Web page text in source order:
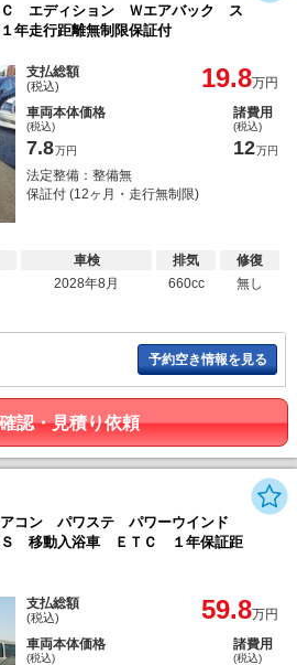
エディション Ｗエアバック ス
走行距離無制限保証付
支払総額
(税込) 19.8万円
車両本体価格
(税込)
7.8万円
諸費用
(税込)
12万円
法定整備：整備無
保証付 (12ヶ月・走行無制限)
車検
2028年8月
排気
660cc
修復
無し
予約空き情報を見る
認・見積り依頼
コン パワステ パワーウインド
移動入浴車 ＥＴＣ １年保証距
支払総額
(税込) 59.8万円
車両本体価格
(税込)
諸費用
(税込)